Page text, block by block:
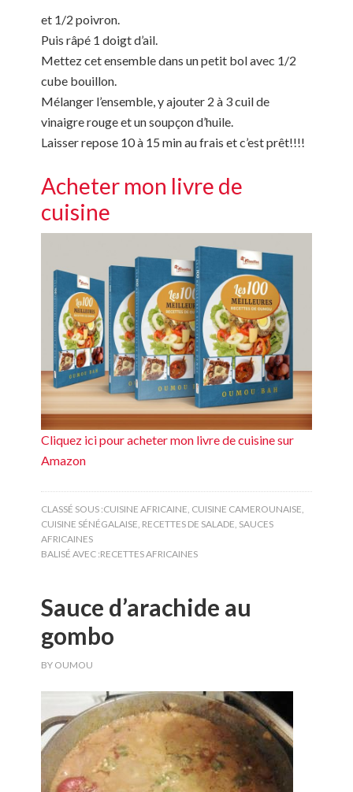
et 1/2 poivron.
Puis râpé 1 doigt d’ail.
Mettez cet ensemble dans un petit bol avec 1/2
cube bouillon.
Mélanger l’ensemble, y ajouter 2 à 3 cuil de
vinaigre rouge et un soupçon d’huile.
Laisser repose 10 à 15 min au frais et c’est prêt!!!!
Acheter mon livre de
cuisine
Cliquez ici pour acheter mon livre de cuisine sur
Amazon
CLASSÉ SOUS :CUISINE AFRICAINE CUISINE CAMEROUNAISE
CUISINE SÉNÉGALAISE RECETTES DE SALADE SAUCES
AFRICAINES
BALISÉ AVEC :RECETTES AFRICAINES
Sauce d’arachide au
gombo
BY OUMOU